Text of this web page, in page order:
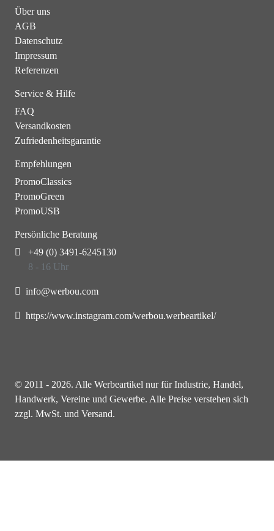
Über uns
AGB
Datenschutz
Impressum
Referenzen
Service & Hilfe
FAQ
Versandkosten
Zufriedenheitsgarantie
Empfehlungen
PromoClassics
PromoGreen
PromoUSB
Persönliche Beratung
+49 (0) 3491-6245130
8 - 16 Uhr
info@werbou.com
https://www.instagram.com/werbou.werbeartikel/
© 2011 - 2026. Alle Werbeartikel nur für Industrie, Handel,
Handwerk, Vereine und Gewerbe. Alle Preise verstehen sich
zzgl. MwSt. und Versand.